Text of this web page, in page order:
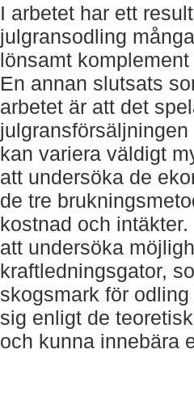
I arbetet har ett
julgransodling
lönsamt
En annan slutsats
arbetet är att det
kan variera väldigt
att undersöka de
de tre
kostnad och
att undersöka
kraftledningsgator,
skogsmark för
sig enligt de
och kunna innebära